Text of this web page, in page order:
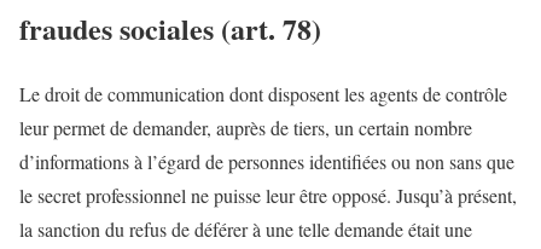
fraudes sociales (art. 78)
Le droit de communication dont disposent les agents de contrôle
leur permet de demander, auprès de tiers, un certain nombre
d’informations à l’égard de personnes identifiées ou non sans que
le secret professionnel ne puisse leur être opposé. Jusqu’à présent,
la sanction du refus de déférer à une telle demande était une